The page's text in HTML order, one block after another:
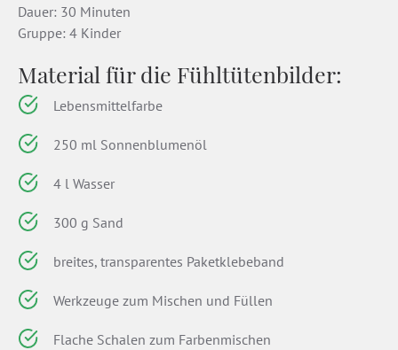
Dauer: 30 Minuten
Gruppe: 4 Kinder
Material für die Fühltütenbilder:
Lebensmittelfarbe
250 ml Sonnenblumenöl
4 l Wasser
300 g Sand
breites, transparentes Paketklebeband
Werkzeuge zum Mischen und Füllen
Flache Schalen zum Farbenmischen